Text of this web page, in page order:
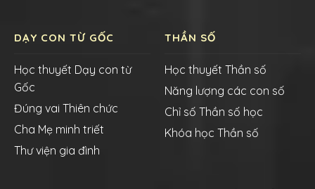
DẠY CON TỪ GỐC
Học thuyết Dạy con từ
Gốc
Đúng vai Thiên chức
Cha Mẹ minh triết
Thư viện gia đình
THẦN SỐ
Học thuyết Thần số
Năng lượng các con số
Chỉ số Thần số học
Khóa học Thần số